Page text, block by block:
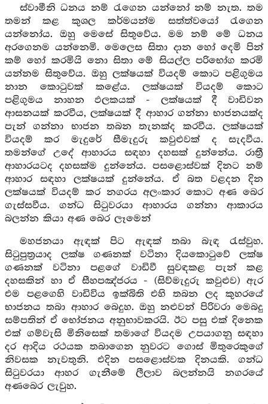
ස්වාමීනි ධනය නම් රැගෙන යන්නෝ නම් නැත. තම
තමන් කළ කුශල කර්මයන්ම සත්ත්වයෝ රැගෙන
යන්නෝය. ඔහු මෙසේ සිතුවේය. මම නම් මේ ධනය
අරගෙනම යන්නෙමි. මෙලෙස සිතා දාන හෝ දෙමි පින්
කම් හෝ කරමියි නො සිතා මේ සියල්ල පරිභෝග කරමි
යන්නම සිතුවේය. ඔහු ලක්ෂයක් වියදම් කොට පළිගුමය
නාන කොටුවක් කළේය. ලක්ෂයක් වියදම් කොට
පළිගුමය නාහන ඵලකයක් - ලක්ෂයක් දී වාඩිවන
ආසනයක් කරවීය, ලක්ෂයක් දී ආහාර ගන්නා භාජනයක්ද
පැන් ගන්නා භාජන තබන තැනක්ද කරවීය. ලක්ෂයක්
වියදම් කර මැදුරේ සීමැදුරු කවුළුවක් ද සැදවීය.
තමන්ගේ උදේ ආහාරය සඳහා දහසක් දුන්නේය. රාත්‍රී
ආහාරයටද දහසක්ම දුන්නේය. පසළොස්වක් දිනට නම්
ආහාර සඳහා ලක්ෂයක් දුන්නේය. ඒ බත වළදන දින
ලක්ෂයක් වියදම් කර නගරය අලංකාර කොට අණ බෙර
ගැස්සවීය. ගන්ධ සිටුවරයා ආහාරය ගන්නා ආකාරය
බලන්න කියා අණ බෙර ලෑමෙන්
මහජනයා ඇඳක් පිට ඇඳක් තබා බැඳ රැස්වුහ.
සිටුපුත්‍රයාද ලක්ෂ ගණනක් වටිනා දියකොටුවේ ලක්ෂ
ගණනක් වටිනා පළගේ වාඩිවී සුවඳකළ පැන් කළ
දහසකින් හා ඒ සීහපඤ්ජරය - (සිව්මැදුරු කවුළුව) ඇර
එම පළගෙහි වාඩිවිය ඉක්බිති එහි තබන ලද කුහරයේ
භාජනය තබා ආහාර බෙදුහ. ඔහු නළුවන් පිරිවරා මෙබදු
සම්පතින් ඒ භෝජනය අනුභාවකරයි. ඊට පසු එක් දිනෙක
එක් ගම්වැසි මිනිසෙක් තමාගේ වියදම උපයාගනු සඳහා
දර ආදිය රථයක තබාගෙන නුවරට ගොස් මිතුරෙකුගේ
නිවසක නැවතුනි. එදින පසළොස්වක දිනයකි. ගන්ධ
සිටුවරයා ආහර ගැනීමේ ලීලාව බලන්නයි නගරයේ
අණබෙර ලැවුහ.